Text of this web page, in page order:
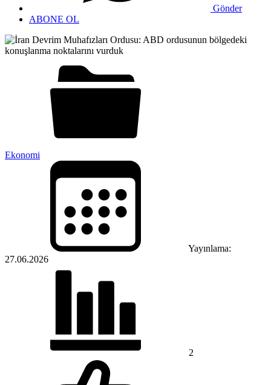
Gönder
ABONE OL
Ekonomi
Yayınlama:
27.06.2026
2